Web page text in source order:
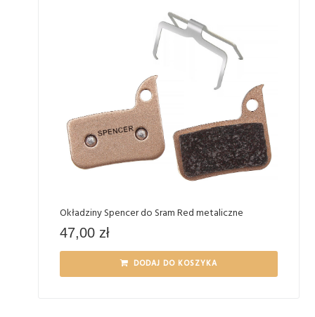
Okładziny Spencer do Sram Red metaliczne
47,00 zł
DODAJ DO KOSZYKA